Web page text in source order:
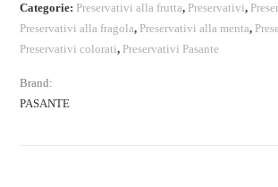
Categorie: Preservativi alla frutta, Preservativi,
Preservativi alla fragola, Preservativi alla menta,
Preservativi colorati, Preservativi Pasante
Brand:
PASANTE